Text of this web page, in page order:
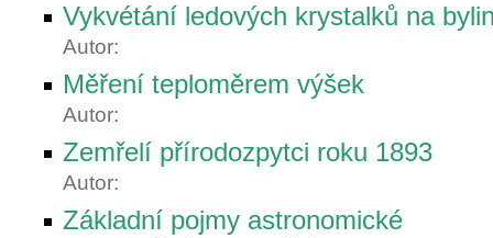
Vykvétání ledových krystalků na
Autor:
Měření teploměrem výšek
Autor:
Zemřelí přírodozpytci roku 1893
Autor:
Základní pojmy astronomické